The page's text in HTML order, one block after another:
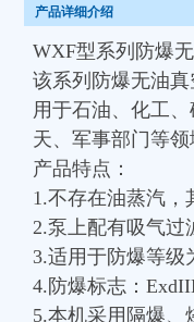
产品详细介绍
WXF型系列防爆
该系列防爆无油
用于石油、化工
天、军事部门等
产品特点：
1.不存在油蒸汽，
2.泵上配有吸气过
3.适用于防爆等
4.防爆标志：
5.本机采用隔爆、